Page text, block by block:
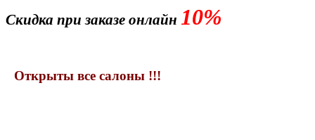
Скидка при заказе онлайн 10%
Открыты все салоны !!!